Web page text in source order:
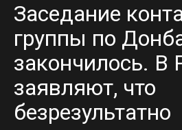
Заседание
группы по
закончилось. В
заявляют, что
безрезультатно